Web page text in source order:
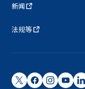
新闻
法规等